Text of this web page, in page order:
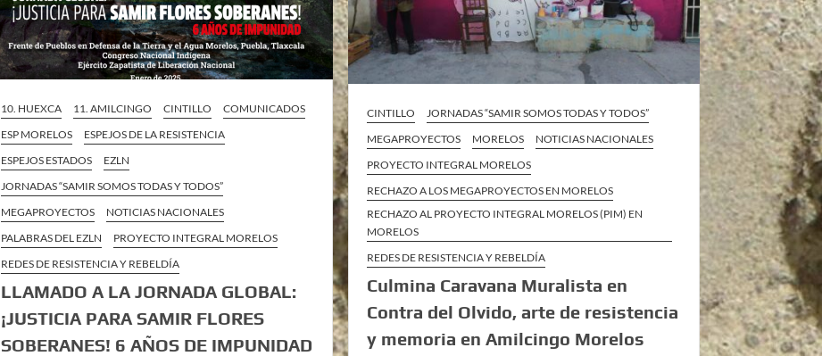
10. HUEXCA 11. AMILCINGO CINTILLO
COMUNICADOS
ESP MORELOS
ESPEJOS DE LA RESISTENCIA
ESPEJOS ESTADOS
EZLN
JORNADAS “SAMIR SOMOS TODAS Y TODOS”
MEGAPROYECTOS
NOTICIAS NACIONALES
PALABRAS DEL EZLN
PROYECTO INTEGRAL MORELOS
REDES DE RESISTENCIA Y REBELDÍA
LLAMADO A LA JORNADA GLOBAL:
¡JUSTICIA PARA SAMIR FLORES
SOBERANES! 6 AÑOS DE IMPUNIDAD
CINTILLO
JORNADAS “SAMIR SOMOS TODAS Y TODOS”
MEGAPROYECTOS
MORELOS
NOTICIAS NACIONALES
PROYECTO INTEGRAL MORELOS
RECHAZO A LOS MEGAPROYECTOS EN MORELOS
RECHAZO AL PROYECTO INTEGRAL MORELOS (PIM) EN
MORELOS
REDES DE RESISTENCIA Y REBELDÍA
Culmina Caravana Muralista en
Contra del Olvido, arte de resistencia
y memoria en Amilcingo Morelos